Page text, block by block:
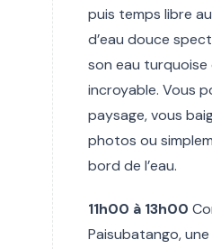
puis temps libre
d’eau douce
son eau turquoise
incroyable. Vous
paysage, vous
photos ou
bord de l’eau.
11h00 à 13h00
Paisubatango,